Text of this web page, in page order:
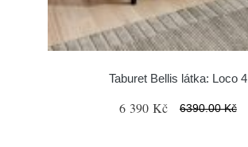
Taburet Bellis látka: Loco 4
6 390 Kč 6390.00 Kč